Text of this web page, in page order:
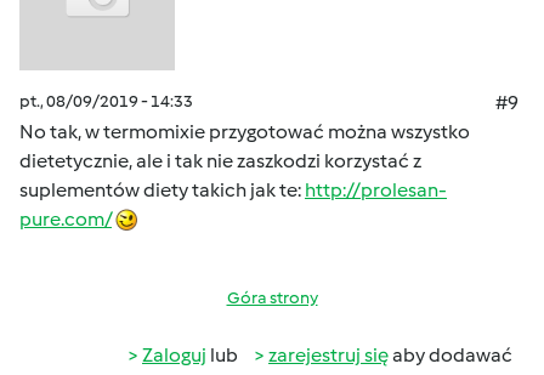
pt., 08/09/2019 - 14:33
#9
No tak, w termomixie przygotować można wszystko
dietetycznie, ale i tak nie zaszkodzi korzystać z
suplementów diety takich jak te: http://prolesan-
pure.com/
Góra strony
Zaloguj lub zarejestruj sięaby dodawać